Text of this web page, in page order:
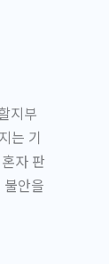
지부
는 기
자 판
안을